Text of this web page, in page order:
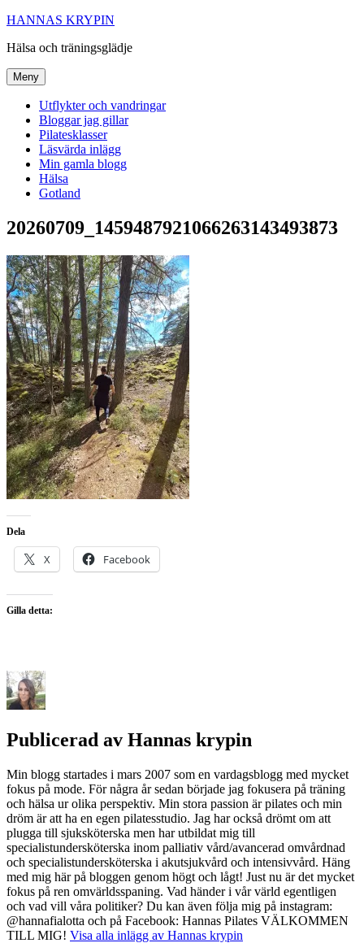
Hoppa
innehåll
HANNAS KRYPIN
Hälsa och träningsglädje
Meny
Utflykter och vandringar
Bloggar jag gillar
Pilatesklasser
Läsvärda inlägg
Min gamla blogg
Hälsa
Gotland
20260709_1459487921066263143493873
Dela
X Facebook
Gilla detta:
Publicerad av Hannas krypin
Min blogg startades i mars 2007 som en vardagsblogg med mycket
fokus på mode. För några år sedan började jag fokusera på träning
och hälsa ur olika perspektiv. Min stora passion är pilates och min
dröm är att ha en egen pilatesstudio. Jag har också drömt om att
plugga till sjuksköterska men har utbildat mig till
specialistundersköterska inom palliativ vård/avancerad omvårdnad
och specialistundersköterska i akutsjukvård och intensivvård. Häng
med mig här på bloggen genom högt och lågt! Just nu är det mycket
fokus på ren omvärldsspaning. Vad händer i vår värld egentligen
och vad vill våra politiker? Du kan även följa mig på instagram:
@hannafialotta och på Facebook: Hannas Pilates VÄLKOMMEN
TILL MIG! Visa alla inlägg av Hannas krypin